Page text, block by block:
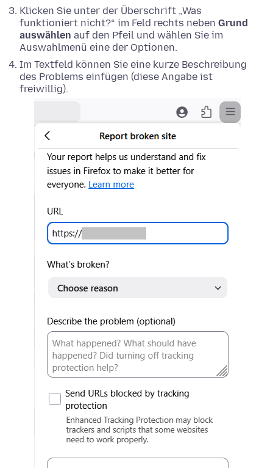
Klicken Sie unter der Überschrift „Was
funktioniert nicht?“ im Feld rechts neben Grund
auswählen auf den Pfeil und wählen Sie im
Auswahlmenü eine der Optionen.
Im Textfeld können Sie eine kurze Beschreibung
des Problems einfügen (diese Angabe ist
freiwillig).